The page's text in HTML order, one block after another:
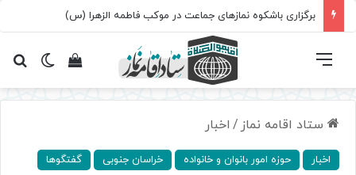
برگزاری باشکوه نمازهای جماعت در موکب فاطمه الزهرا (س)
تغییرمشاهده فهرست
ستاد اقامه نماز / اخبار
اخبار حوزه امور بانوان و خانواده خراسان جنوبی گفتگوها